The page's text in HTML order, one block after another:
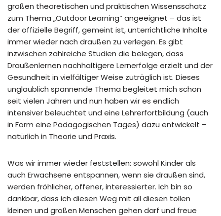
großen theoretischen und praktischen Wissensschatz
zum Thema „Outdoor Learning“ angeeignet – das ist
der offizielle Begriff, gemeint ist, unterrichtliche Inhalte
immer wieder nach draußen zu verlegen. Es gibt
inzwischen zahlreiche Studien die belegen, dass
Draußenlernen nachhaltigere Lernerfolge erzielt und der
Gesundheit in vielfältiger Weise zuträglich ist. Dieses
unglaublich spannende Thema begleitet mich schon
seit vielen Jahren und nun haben wir es endlich
intensiver beleuchtet und eine Lehrerfortbildung (auch
in Form eine Pädagogischen Tages) dazu entwickelt –
natürlich in Theorie und Praxis.
Was wir immer wieder feststellen: sowohl Kinder als
auch Erwachsene entspannen, wenn sie draußen sind,
werden fröhlicher, offener, interessierter. Ich bin so
dankbar, dass ich diesen Weg mit all diesen tollen
kleinen und großen Menschen gehen darf und freue